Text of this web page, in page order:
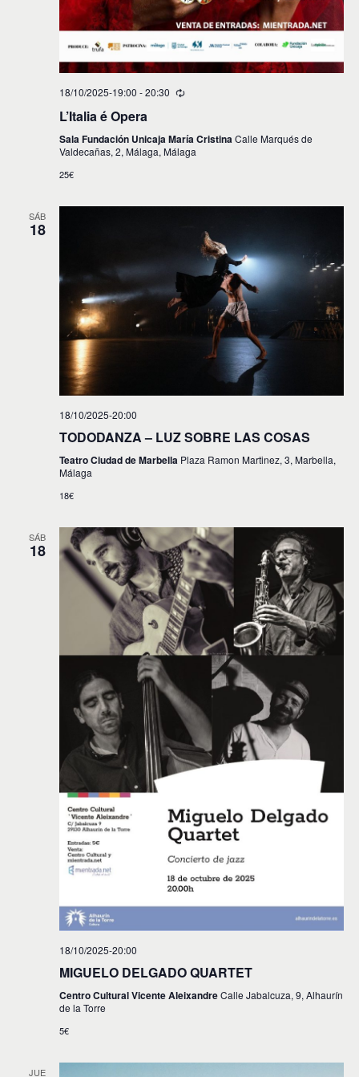
18/10/2025-19:00 -20:30
L’Italia é Opera
Sala Fundación Unicaja María CristinaCalle Marqués de
Valdecañas, 2, Málaga, Málaga
25€
SÁB
18
18/10/2025-20:00
TODODANZA – LUZ SOBRE LAS COSAS
Teatro Ciudad de Marbella Plaza Ramon Martinez, 3, Marbella,
Málaga
18€
SÁB
18
18/10/2025-20:00
MIGUELO DELGADO QUARTET
Centro Cultural Vicente AleixandreCalle Jabalcuza, 9, Alhaurín
de la Torre
5€
JUE